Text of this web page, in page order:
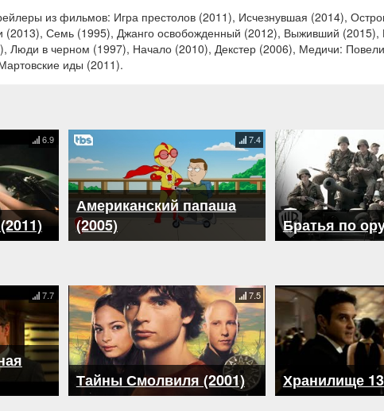
из фильмов: Игра престолов (2011), Исчезнувшая (2014),
(2013), Семь (1995), Джанго освобожденный (2012), Выживший (2015),
Люди в черном (1997), Начало (2010), Декстер (2006), Медичи:
иды (2011).
6.9
Американский папаша
(2005)
7.4
Братья по
7.7
Тайны Смолвиля (2001)
7.5
Хранилище